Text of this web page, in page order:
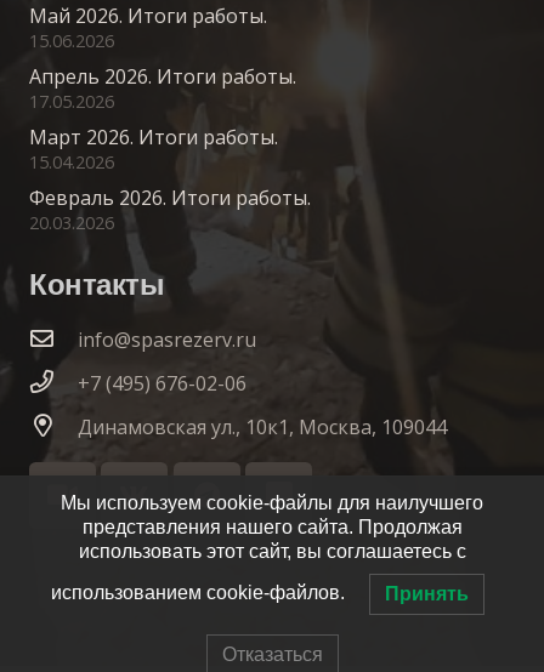
Май 2026. Итоги работы.
15.06.2026
Апрель 2026. Итоги работы.
17.05.2026
Март 2026. Итоги работы.
15.04.2026
Февраль 2026. Итоги работы.
20.03.2026
Контакты
info@spasrezerv.ru
+7 (495) 676-02-06
Динамовская ул., 10к1, Москва, 109044
Мы используем cookie-файлы для наилучшего
представления нашего сайта. Продолжая
использовать этот сайт, вы соглашаетесь с
использованием cookie-файлов. Принять
Отказаться